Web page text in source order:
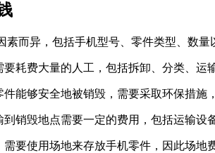
素而异，包括手机型号、零件类型、数
耗费大量的人工，包括拆卸、分类、运
件能够安全地被销毁，需要采取环保措施
销毁地点需要一定的费用，包括运输设
要使用场地来存放手机零件，因此场地